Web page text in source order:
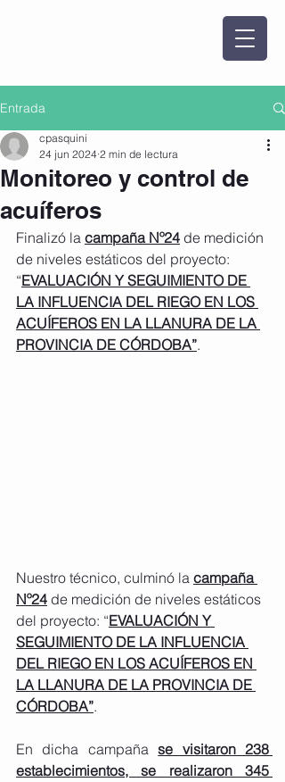
Entrada
Monitoreo y control de
acuíferos
cpasquini
24 jun 2024 2 min de lectura
Finalizó la campaña Nº24 de medición
de niveles estáticos del proyecto:
“EVALUACIÓN Y SEGUIMIENTO DE
LA INFLUENCIA DEL RIEGO EN LOS
ACUÍFEROS EN LA LLANURA DE LA
PROVINCIA DE CÓRDOBA”.
Nuestro técnico, culminó la campaña
Nº24 de medición de niveles estáticos
del proyecto: “EVALUACIÓN Y
SEGUIMIENTO DE LA INFLUENCIA
DEL RIEGO EN LOS ACUÍFEROS EN
LA LLANURA DE LA PROVINCIA DE
CÓRDOBA”.
En dicha campaña se visitaron 238
establecimientos, se realizaron 345